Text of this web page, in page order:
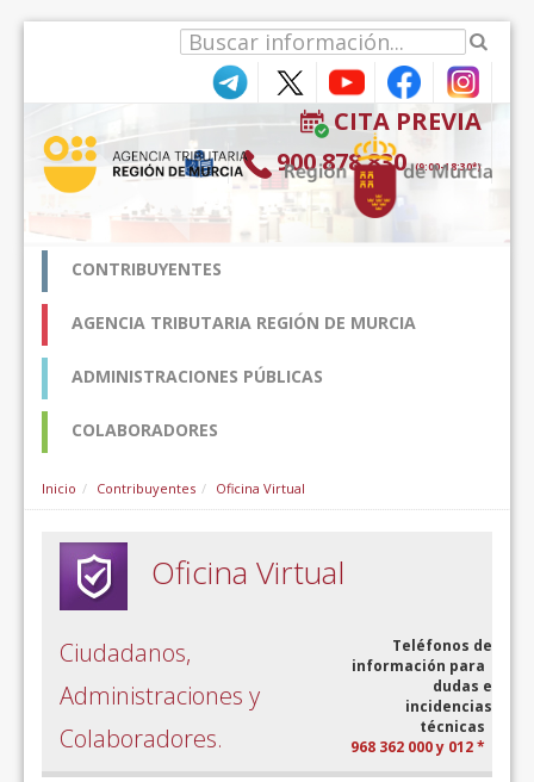
CITA PREVIA
900 878 830 (9:00-18:30*)
CONTRIBUYENTES
AGENCIA TRIBUTARIA REGIÓN DE MURCIA
ADMINISTRACIONES PÚBLICAS
COLABORADORES
Inicio Contribuyentes Oficina Virtual
Oficina Virtual
Ciudadanos,
Administraciones y
Colaboradores.
Teléfonos de
información para
dudas e
incidencias
técnicas
968 362 000 y 012 *